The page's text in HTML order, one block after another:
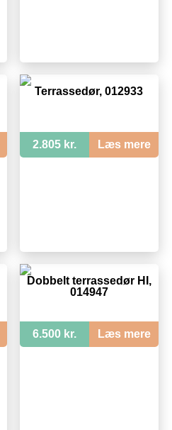
Terrassedør, 012933
2.805 kr. Læs mere
Dobbelt terrassedør HI,
014947
6.500 kr. Læs mere